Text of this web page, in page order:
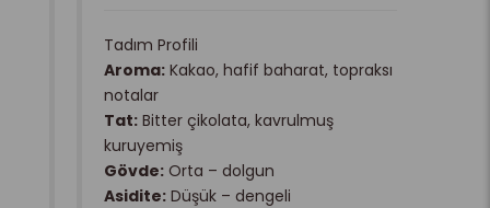
Tadım Profili
Aroma: Kakao, hafif baharat, topraksı
notalar
Tat: Bitter çikolata, kavrulmuş
kuruyemiş
Gövde: Orta – dolgun
Asidite: Düşük – dengeli